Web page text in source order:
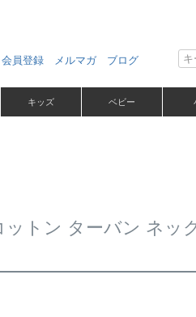
会員登録 メルマガ ブログ
キッズ ベビー
トン ターバン ネッ